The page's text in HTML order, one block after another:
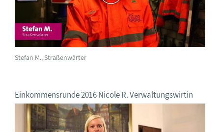
Stefan M., Straßenwärter
Einkommensrunde 2016 Nicole R. Verwaltungswirtin